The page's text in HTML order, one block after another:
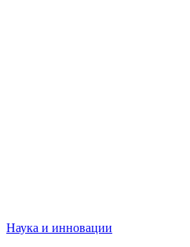
Наука и инновации